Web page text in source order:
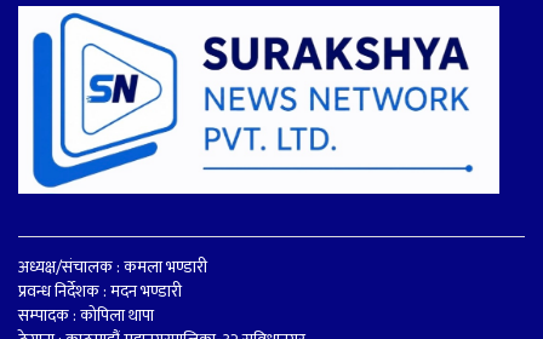
अध्यक्ष/संचालक : कमला भण्डारी
प्रवन्ध निर्देशक : मदन भण्डारी
सम्पादक : कोपिला थापा